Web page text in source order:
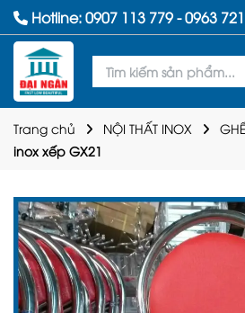
Hotline:0907 113 779-0963
Trang chủ NỘI THẤT INOX
inox xếp GX21